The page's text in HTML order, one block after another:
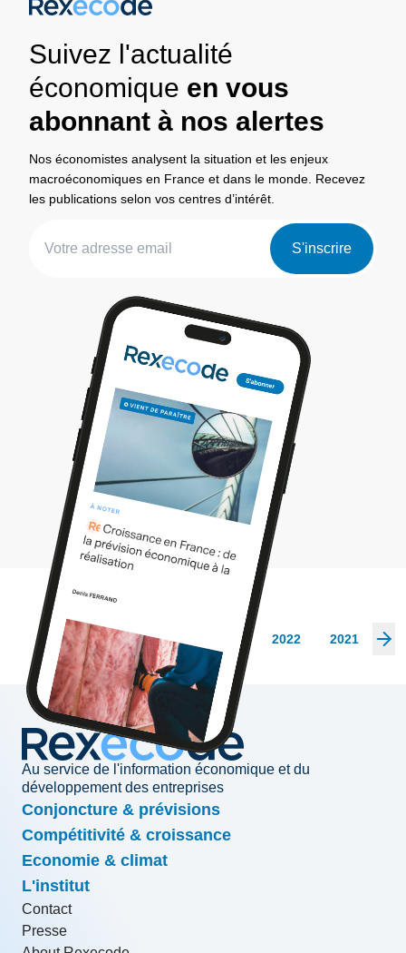
Suivez l'actualité
économique en vous
abonnant à nos alertes
Nos économistes analysent la situation et les enjeux
macroéconomiques en France et dans le monde. Recevez
les publications selon vos centres d’intérêt.
S'inscrire
Les archives
2026 2025 2024 2023 2022 2021
Au service de l'information économique et du
développement des entreprises
Conjoncture & prévisions
Compétitivité & croissance
Economie & climat
L'institut
Contact
Presse